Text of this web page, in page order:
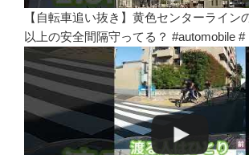
【自転車追い抜き】黄色センターライン
以上の安全間隔守ってる？ #automobile #